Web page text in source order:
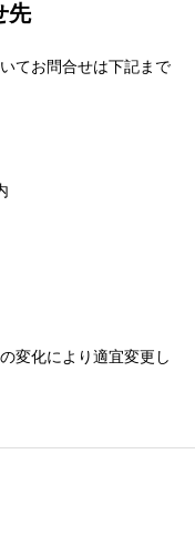
先
てお問合せは下記まで
変化により適宜変更し